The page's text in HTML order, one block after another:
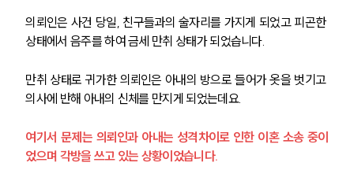
의뢰인은 사건 당일, 친구들과의 술자리를 가지게 되었고 피곤한
상태에서 음주를 하여 금세 만취 상태가 되었습니다.
만취 상태로 귀가한 의뢰인은 아내의 방으로 들어가 옷을 벗기고
의사에 반해 아내의 신체를 만지게 되었는데요.
여기서 문제는 의뢰인과 아내는 성격차이로 인한 이혼 소송 중이
었으며 각방을 쓰고 있는 상황이었습니다.